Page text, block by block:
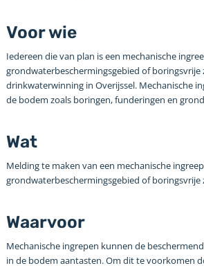
Voor wie
Iedereen die van plan is een mechanische
grondwaterbeschermingsgebied of boringsvrije
drinkwaterwinning in Overijssel. Mechanische
de bodem zoals boringen, funderingen en
Wat
Melding te maken van een mechanische
grondwaterbeschermingsgebied of boringsvrije
Waarvoor
Mechanische ingrepen kunnen de
in de bodem aantasten. Om dit te voorkomen